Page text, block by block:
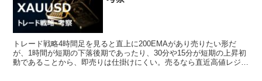
トレード戦略4時間足を見ると直上に200EMAがあり売りたい形だ
が、1時間が短期の下落後期であったり、30分や15分が短期の上昇初
動であることから、即売りは仕掛けにくい。売るなら直近高値レジス